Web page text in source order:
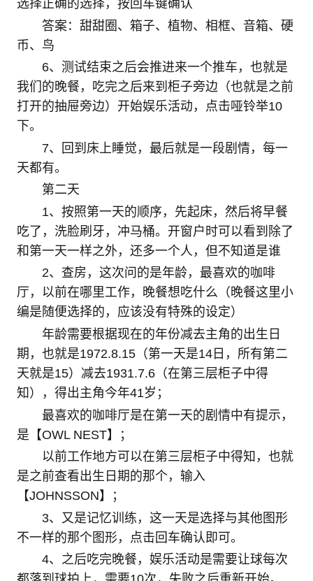
选择正确的选择，按回车键确认
答案：甜甜圈、箱子、植物、相框、音箱、硬
币、鸟
6、测试结束之后会推进来一个推车，也就是
我们的晚餐，吃完之后来到柜子旁边（也就是之前
打开的抽屉旁边）开始娱乐活动，点击哑铃举10
下。
7、回到床上睡觉，最后就是一段剧情，每一
天都有。
第二天
1、按照第一天的顺序，先起床，然后将早餐
吃了，洗脸刷牙，冲马桶。开窗户时可以看到除了
和第一天一样之外，还多一个人，但不知道是谁
2、查房，这次问的是年龄，最喜欢的咖啡
厅，以前在哪里工作，晚餐想吃什么（晚餐这里小
编是随便选择的，应该没有特殊的设定）
年龄需要根据现在的年份减去主角的出生日
期，也就是1972.8.15（第一天是14日，所有第二
天就是15）减去1931.7.6（在第三层柜子中得
知），得出主角今年41岁；
最喜欢的咖啡厅是在第一天的剧情中有提示，
是【OWL NEST】；
以前工作地方可以在第三层柜子中得知，也就
是之前查看出生日期的那个，输入
【JOHNSSON】；
3、又是记忆训练，这一天是选择与其他图形
不一样的那个图形，点击回车确认即可。
4、之后吃完晚餐，娱乐活动是需要让球每次